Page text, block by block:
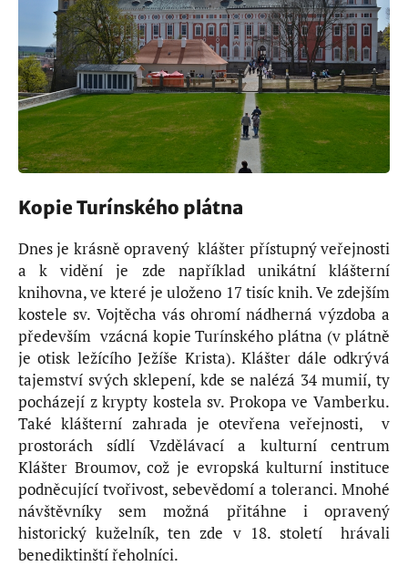
Kopie Turínského plátna
Dnes je krásně opravený klášter přístupný veřejnosti
a k vidění je zde například unikátní klášterní
knihovna, ve které je uloženo 17 tisíc knih. Ve zdejším
kostele sv. Vojtěcha vás ohromí nádherná výzdoba a
především vzácná kopie Turínského plátna (v plátně
je otisk ležícího Ježíše Krista). Klášter dále odkrývá
tajemství svých sklepení, kde se nalézá 34 mumií, ty
pocházejí z krypty kostela sv. Prokopa ve Vamberku.
Také klášterní zahrada je otevřena veřejnosti, v
prostorách sídlí Vzdělávací a kulturní centrum
Klášter Broumov, což je evropská kulturní instituce
podněcující tvořivost, sebevědomí a toleranci. Mnohé
návštěvníky sem možná přitáhne i opravený
historický kuželník, ten zde v 18. století hrávali
benediktinští řeholníci.